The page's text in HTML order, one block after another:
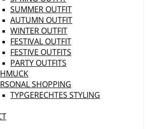
SUMMER OUTFIT
AUTUMN OUTFIT
WINTER OUTFIT
FESTIVAL OUTFIT
FESTIVE OUTFITS
PARTY OUTFITS
SHOPPING
TYPGERECHTES STYLING